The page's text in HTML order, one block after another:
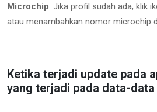
Microchip. Jika profil sudah ada, klik
atau menambahkan nomor microchip
Ketika terjadi update pada
yang terjadi pada data-data